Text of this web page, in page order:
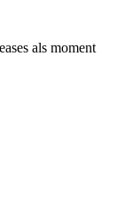
als moment